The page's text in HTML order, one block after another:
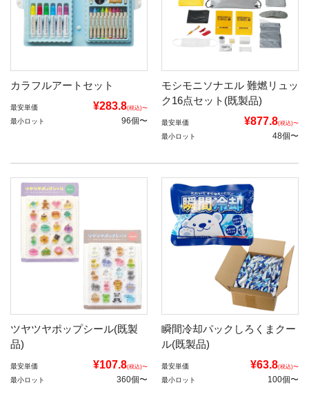
カラフルアートセット
最安単価 ¥283.8(税込)〜
最小ロット 96個〜
モシモニソナエル 難燃リュッ
ク16点セット(既製品)
最安単価 ¥877.8(税込)〜
最小ロット 48個〜
ツヤツヤポップシール(既製
品)
最安単価 ¥107.8(税込)〜
最小ロット 360個〜
瞬間冷却パックしろくまクー
ル(既製品)
最安単価 ¥63.8(税込)〜
最小ロット 100個〜